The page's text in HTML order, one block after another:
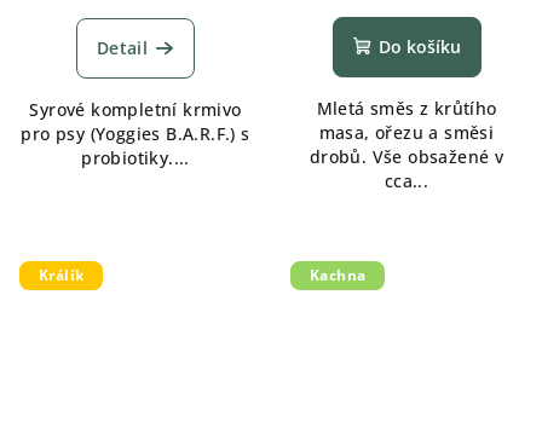
Detail
Syrové kompletní krmivo
pro psy (Yoggies B.A.R.F.) s
probiotiky....
Do košíku
Mletá směs z krůtího
masa, ořezu a směsi
drobů. Vše obsažené v
cca...
Králík Kachna